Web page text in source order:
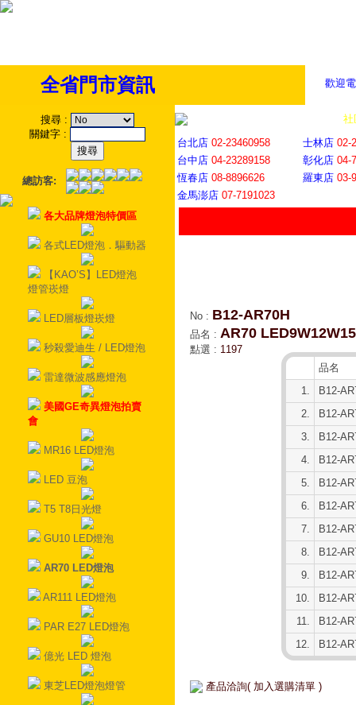
歡迎
全省門市資訊
搜尋 :
關鍵字 :
總訪客:
各大品牌燈泡特價區
各式LED燈泡．驅動器
【KAO’S】LED燈泡
燈管崁燈
LED層板燈崁燈
秒殺愛迪生 / LED燈泡
雷達微波感應燈泡
美國GE奇異燈泡拍賣
會
MR16 LED燈泡
LED 豆泡
T5 T8日光燈
GU10 LED燈泡
AR70 LED燈泡
AR111 LED燈泡
PAR E27 LED燈泡
億光 LED 燈泡
東芝LED燈泡燈管
社
台北店 02-23460958 士林店 02-
台中店 04-23289158 彰化店 04-
恆春店 08-8896626 羅東店 03-
金馬澎店 07-7191023
No : B12-AR70H
品名 : AR70
點選 : 1197
品名
1.
B12-
2.
B12-
3.
B12-
4.
B12-
5.
B12-
6.
B12-
7.
B12-
8.
B12-
9.
B12-
10.
B12-
11.
B12-
12.
B12-
產品洽詢( 加入選購清單 )